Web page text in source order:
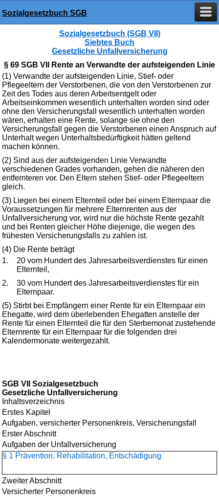
Sozialgesetzbuch SGB
Sozialgesetzbuch (SGB VII)
Siebtes Buch
Gesetzliche Unfallversicherung
§ 69 SGB VII Rente an Verwandte der aufsteigenden Linie
(1) Verwandte der aufsteigenden Linie, Stief- oder
Pflegeeltern der Verstorbenen, die von den Verstorbenen zur
Zeit des Todes aus deren Arbeitsentgelt oder
Arbeitseinkommen wesentlich unterhalten worden sind oder
ohne den Versicherungsfall wesentlich unterhalten worden
wären, erhalten eine Rente, solange sie ohne den
Versicherungsfall gegen die Verstorbenen einen Anspruch auf
Unterhalt wegen Unterhaltsbedürftigkeit hätten geltend
machen können.
(2) Sind aus der aufsteigenden Linie Verwandte
verschiedenen Grades vorhanden, gehen die näheren den
entfernteren vor. Den Eltern stehen Stief- oder Pflegeeltern
gleich.
(3) Liegen bei einem Elternteil oder bei einem Elternpaar die
Voraussetzungen für mehrere Elternrenten aus der
Unfallversicherung vor, wird nur die höchste Rente gezahlt
und bei Renten gleicher Höhe diejenige, die wegen des
frühesten Versicherungsfalls zu zahlen ist.
(4) Die Rente beträgt
1.
20 vom Hundert des Jahresarbeitsverdienstes für einen
Elternteil,
2.
30 vom Hundert des Jahresarbeitsverdienstes für ein
Elternpaar.
(5) Stirbt bei Empfängern einer Rente für ein Elternpaar ein
Ehegatte, wird dem überlebenden Ehegatten anstelle der
Rente für einen Elternteil die für den Sterbemonat zustehende
Elternrente für ein Elternpaar für die folgenden drei
Kalendermonate weitergezahlt.
SGB VII Sozialgesetzbuch
Gesetzliche Unfallversicherung
Inhaltsverzeichnis
Erstes Kapitel
Aufgaben, versicherter Personenkreis, Versicherungsfall
Erster Abschnitt
Aufgaben der Unfallversicherung
§ 1 Prävention, Rehabilitation, Entschädigung
Zweiter Abschnitt
Versicherter Personenkreis